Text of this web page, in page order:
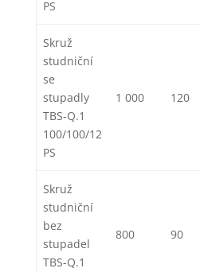
PS
Skruž
studniční
se
stupadly
TBS-Q.1
100/100/12
PS
1 000 120
Skruž
studniční
bez
stupadel
TBS-Q.1
800 90